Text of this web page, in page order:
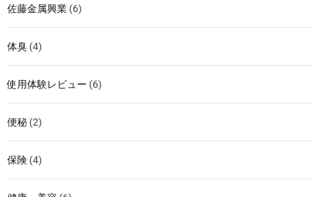
佐藤金属興業 (6)
体臭 (4)
使用体験レビュー (6)
便秘 (2)
保険 (4)